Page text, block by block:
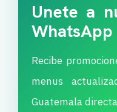
Unete a
WhatsApp
Recibe
menus
Guatemala